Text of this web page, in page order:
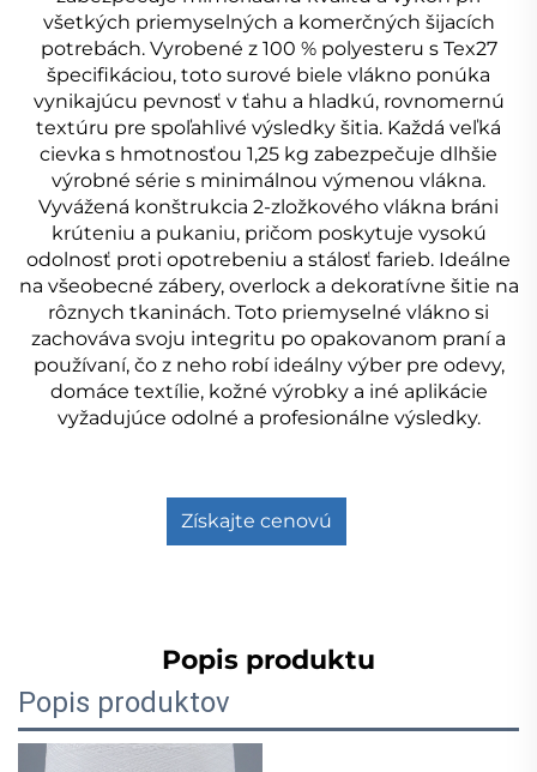
všetkých priemyselných a komerčných šijacích
potrebách. Vyrobené z 100 % polyesteru s Tex27
špecifikáciou, toto surové biele vlákno ponúka
vynikajúcu pevnosť v ťahu a hladkú, rovnomernú
textúru pre spoľahlivé výsledky šitia. Každá veľká
cievka s hmotnosťou 1,25 kg zabezpečuje dlhšie
výrobné série s minimálnou výmenou vlákna.
Vyvážená konštrukcia 2-zložkového vlákna bráni
krúteniu a pukaniu, pričom poskytuje vysokú
odolnosť proti opotrebeniu a stálosť farieb. Ideálne
na všeobecné zábery, overlock a dekoratívne šitie na
rôznych tkaninách. Toto priemyselné vlákno si
zachováva svoju integritu po opakovanom praní a
používaní, čo z neho robí ideálny výber pre odevy,
domáce textílie, kožné výrobky a iné aplikácie
vyžadujúce odolné a profesionálne výsledky.
Získajte cenovú
Popis produktu
Popis produktov